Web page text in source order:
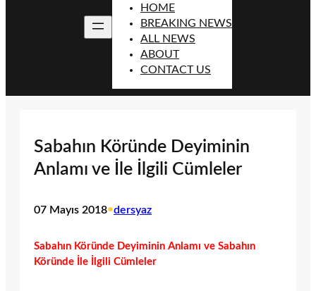
HOME
BREAKING NEWS
ALL NEWS
ABOUT
CONTACT US
Sabahın Köründe Deyiminin
Anlamı ve İle İlgili Cümleler
07 Mayıs 2018•dersyaz
Sabahın Köründe Deyiminin Anlamı ve Sabahın
Köründe İle İlgili Cümleler